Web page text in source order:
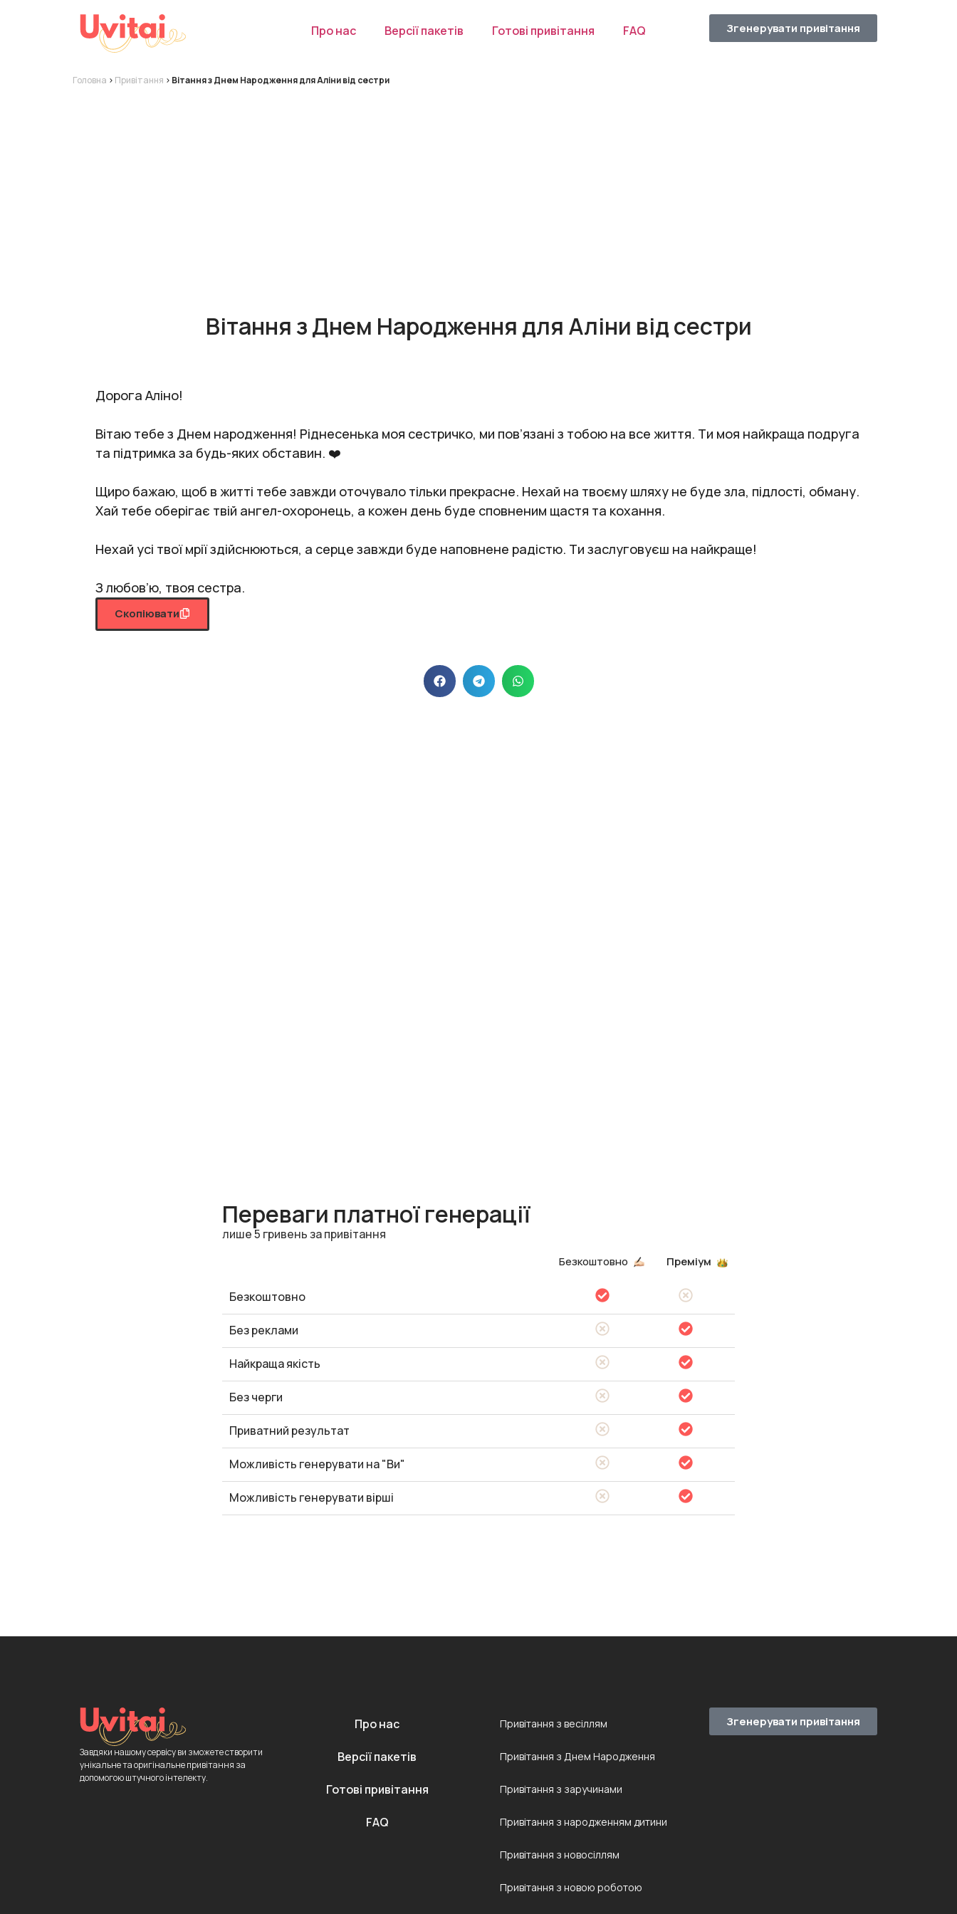
Про нас Версії пакетів Готові привітання FAQ Згенерувати привітання
Головна > Привітання > Вітання з Днем Народження для Аліни від сестри
Вітання з Днем Народження для Аліни від сестри
Дорога Аліно!
Вітаю тебе з Днем народження! Ріднесенька моя сестричко, ми пов’язані з тобою на все життя. Ти моя найкраща подруга
та підтримка за будь-яких обставин. ❤️
Щиро бажаю, щоб в житті тебе завжди оточувало тільки прекрасне. Нехай на твоєму шляху не буде зла, підлості, обману.
Хай тебе оберігає твій ангел-охоронець, а кожен день буде сповненим щастя та кохання.
Нехай усі твої мрії здійснюються, а серце завжди буде наповнене радістю. Ти заслуговуєш на найкраще!
З любов’ю, твоя сестра.
Скопіювати
Переваги платної генерації
лише 5 гривень за привітання
Безкоштовно Преміум
Безкоштовно
Без реклами
Найкраща якість
Без черги
Приватний результат
Можливість генерувати на "Ви"
Можливість генерувати вірші
Завдяки нашому сервісу ви зможете створити
унікальне та оригінальне привітання за
допомогою штучного інтелекту.
Про нас
Версії пакетів
Готові привітання
FAQ
Привітання з весіллям
Привітання з Днем Народження
Привітання з заручинами
Привітання з народженням дитини
Привітання з новосіллям
Привітання з новою роботою
Згенерувати привітання